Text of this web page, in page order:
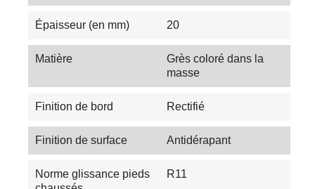
Épaisseur (en mm) 20
Matière
Grès coloré dans la
masse
Finition de bord Rectifié
Finition de surface Antidérapant
Norme glissance pieds
R11